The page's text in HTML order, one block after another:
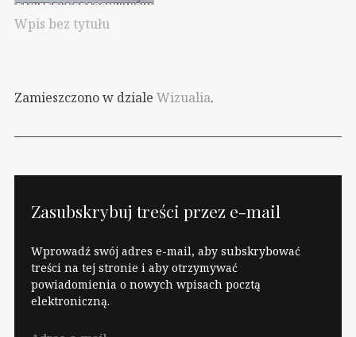
Wpis bez tytułu
Zamieszczono w dziale Wizualia.
Zasubskrybuj treści przez e-mail
Wprowadź swój adres e-mail, aby subskrybować
treści na tej stronie i aby otrzymywać
powiadomienia o nowych wpisach pocztą
elektroniczną.